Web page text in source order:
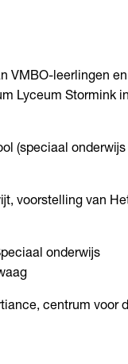
VMBO-leerlingen en
Lyceum Stormink
(speciaal onderwijs
voorstelling van
onderwijs
centrum voor